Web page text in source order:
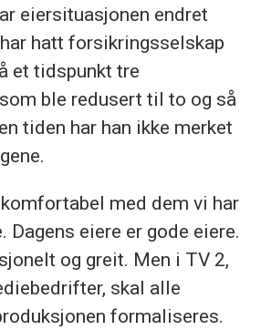
eiersituasjonen endret
hatt forsikringsselskap
et tidspunkt tre
ble redusert til to og så
tiden har han ikke merket
med dem vi har
Dagens eiere er gode eiere.
og greit. Men i TV 2,
skal alle
formaliseres.